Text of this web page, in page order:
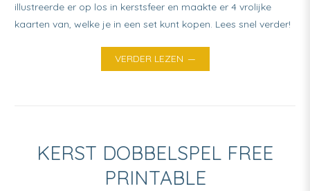
illustreerde er op los in kerstsfeer en maakte er 4 vrolijke
kaarten van, welke je in een set kunt kopen. Lees snel verder!
VERDER LEZEN
KERST DOBBELSPEL FREE
PRINTABLE